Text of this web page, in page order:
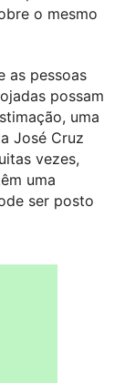
o mesmo
as pessoas
possam
uma
José Cruz
vezes,
uma
ser posto